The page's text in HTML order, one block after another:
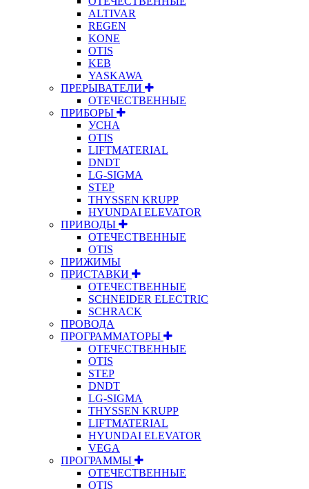
ALTIVAR
REGEN
KONE
OTIS
KEB
YASKAWA
ПРЕРЫВАТЕЛИ
ОТЕЧЕСТВЕННЫЕ
ПРИБОРЫ
УСНА
OTIS
LIFTMATERIAL
DNDT
LG-SIGMA
STEP
THYSSEN KRUPP
HYUNDAI ELEVATOR
ПРИВОДЫ
ОТЕЧЕСТВЕННЫЕ
OTIS
ПРИЖИМЫ
ПРИСТАВКИ
ОТЕЧЕСТВЕННЫЕ
SCHNEIDER ELECTRIC
SCHRACK
ПРОВОДА
ПРОГРАММАТОРЫ
ОТЕЧЕСТВЕННЫЕ
OTIS
STEP
DNDT
LG-SIGMA
THYSSEN KRUPP
LIFTMATERIAL
HYUNDAI ELEVATOR
VEGA
ПРОГРАММЫ
ОТЕЧЕСТВЕННЫЕ
OTIS